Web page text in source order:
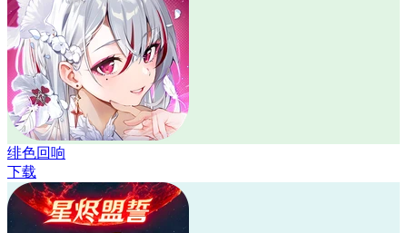
绯色回响
下载